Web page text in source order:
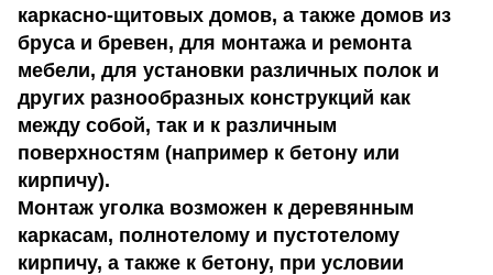
каркасно-щитовых домов, а также домов из
бруса и бревен, для монтажа и ремонта
мебели, для установки различных полок и
других разнообразных конструкций как
между собой, так и к различным
поверхностям (например к бетону или
кирпичу).
Монтаж уголка возможен к деревянным
каркасам, полнотелому и пустотелому
кирпичу, а также к бетону, при условии